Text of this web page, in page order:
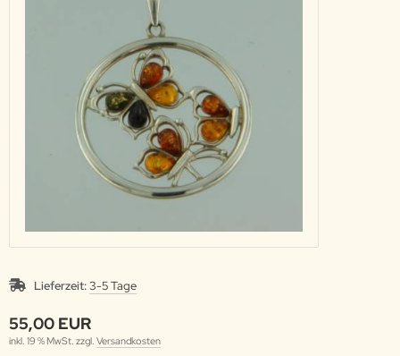
Lieferzeit:3-5 Tage
55,00 EUR
inkl. 19 % MwSt. zzgl. Versandkosten